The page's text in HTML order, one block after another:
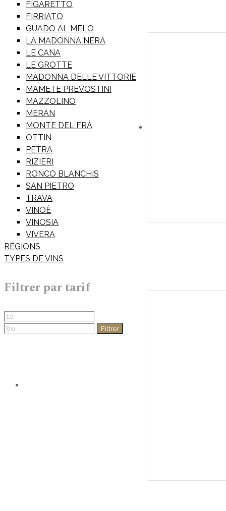
FIGARETTO
FIRRIATO
GUADO AL MELO
LA MADONNA NERA
LE CANA
LE GROTTE
MADONNA DELLE VITTORIE
MAMETE PREVOSTINI
MAZZOLINO
MERAN
MONTE DEL FRÀ
OTTIN
PETRA
RIZIERI
RONCO BLANCHIS
SAN PIETRO
TRAVA
VINOÈ
VINOSIA
VIVERA
RÉGIONS
TYPES DE VINS
Filtrer par tarif
Prix
min
max
Filtrer